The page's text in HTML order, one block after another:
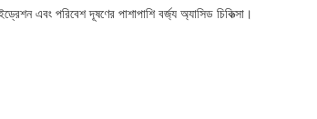
এবং পরিবেশ দূষণের পাশাপাশি বর্জ্য অ্যাসিড চিকিত্সা।